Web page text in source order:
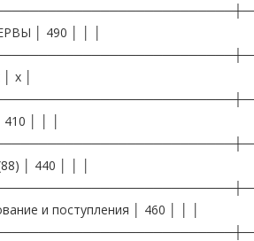
│ 490 │ │ │
х │
│ │ │
│ 440 │ │ │
и поступления │ 460 │ │ │